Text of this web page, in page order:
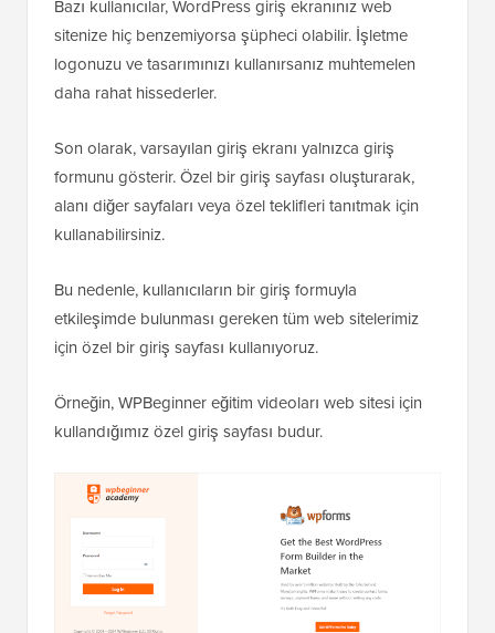
Bazı kullanıcılar, WordPress giriş ekranınız web
sitenize hiç benzemiyorsa şüpheci olabilir. İşletme
logonuzu ve tasarımınızı kullanırsanız muhtemelen
daha rahat hissederler.
Son olarak, varsayılan giriş ekranı yalnızca giriş
formunu gösterir. Özel bir giriş sayfası oluşturarak,
alanı diğer sayfaları veya özel teklifleri tanıtmak için
kullanabilirsiniz.
Bu nedenle, kullanıcıların bir giriş formuyla
etkileşimde bulunması gereken tüm web sitelerimiz
için özel bir giriş sayfası kullanıyoruz.
Örneğin, WPBeginner eğitim videoları web sitesi için
kullandığımız özel giriş sayfası budur.